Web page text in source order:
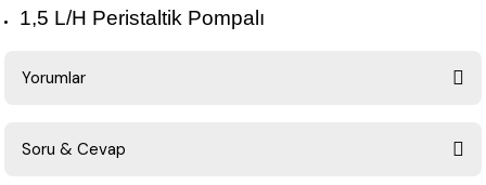
1,5 L/H Peristaltik Pompalı
Yorumlar
Soru & Cevap